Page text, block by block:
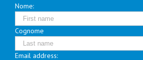
Nome:
Cognome
Email address: